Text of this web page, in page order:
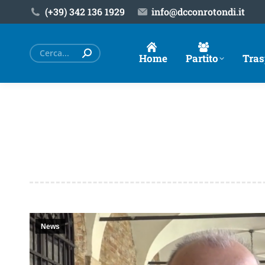
(+39) ‎342 136 1929 info@dcconrotondi.it
Home Partito
Cerca:
News